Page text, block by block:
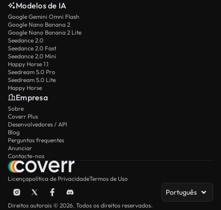
Modelos de IA
Google Gemini Omni Flash
Google Nano Banana 2
Google Nano Banana 2 Lite
Seedance 2.0
Seedance 2.0 Fast
Seedance 2.0 Mini
Happy Horse 1.1
Seedream 5.0 Pro
Seedream 5.0 Lite
Happy Horse
Empresa
Sobre
Coverr Plus
Desenvolvedores / API
Blog
Perguntas frequentes
Anunciar
Contacte-nos
Licençapolítica de PrivacidadeTermos de Uso
Português
Direitos autorais © 2026. Todos os direitos reservados.